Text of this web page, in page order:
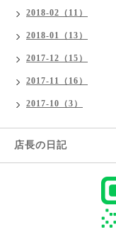
2018-02（11）
2018-01（13）
2017-12（15）
2017-11（16）
2017-10（3）
店長の日記